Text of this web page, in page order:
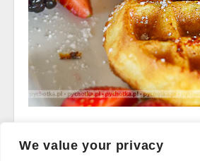
We value your privacy